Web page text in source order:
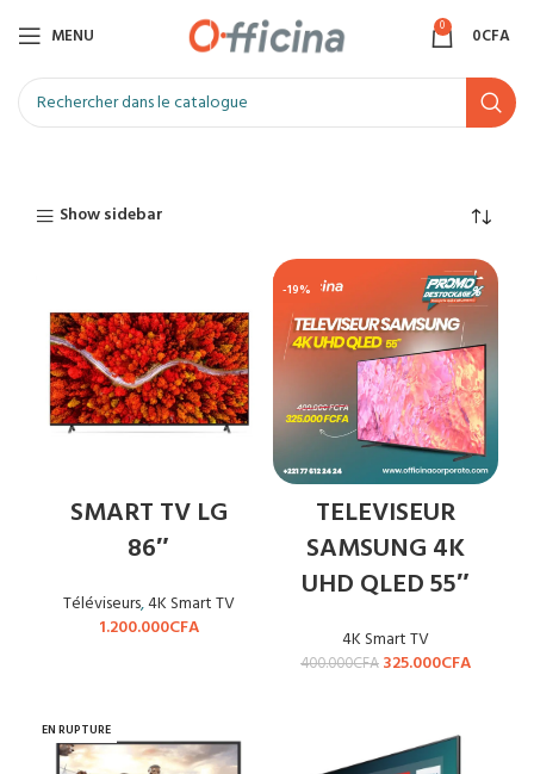
MENU 0 0CFA
Show sidebar
SMART TV LG
86″
Téléviseurs,4K Smart TV
1.200.000CFA
-19%
TELEVISEUR
SAMSUNG 4K
UHD QLED 55″
4K Smart TV
400.000CFA 325.000CFA
EN RUPTURE